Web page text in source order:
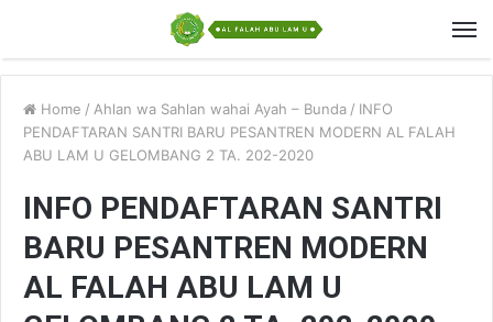
Home / Ahlan wa Sahlan wahai Ayah – Bunda / INFO
PENDAFTARAN SANTRI BARU PESANTREN MODERN AL FALAH
ABU LAM U GELOMBANG 2 TA. 202-2020
INFO PENDAFTARAN SANTRI
BARU PESANTREN MODERN
AL FALAH ABU LAM U